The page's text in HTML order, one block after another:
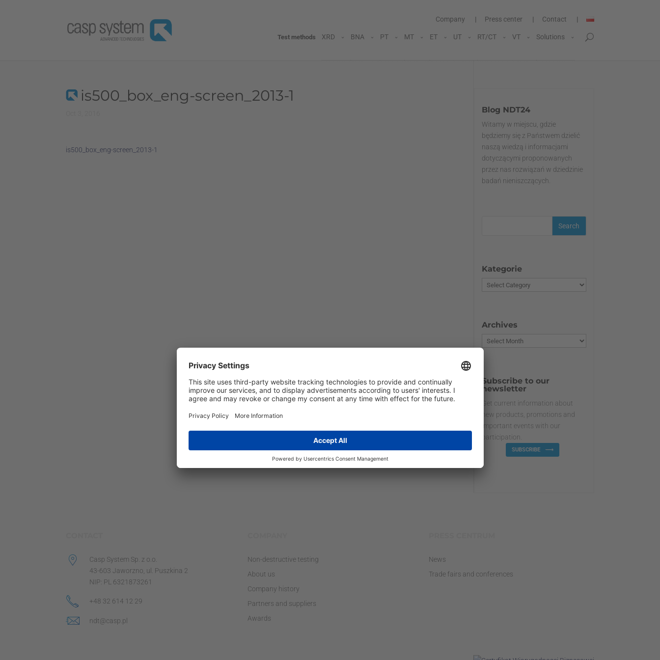
Company Press center Contact
Test methods XRD BNA PT MT ET UT RT/CT VT Solutions
is500_box_eng-screen_2013-1
is500_box_eng-screen_2013-1
Blog NDT24
Witamy w miejscu, gdzie
będziemy się z Państwem dzielić
naszą wiedzą i informacjami
dotyczącymi proponowanych
przez nas rozwiązań w dziedzinie
badań nieniszczących.
Kategorie
Archives
Subscribe to our
newsletter
Get current information about
new products, promotions and
important events with our
participation.
SUBSCRIBE
Casp System Sp. z o.o.
43-603 Jaworzno, ul. Puszkina 2
NIP: PL 6321873261
+48 32 614 12 29
ndt@casp.pl
Non-destructive testing
About us
Company history
Partners and suppliers
Awards
News
Trade fairs and conferences